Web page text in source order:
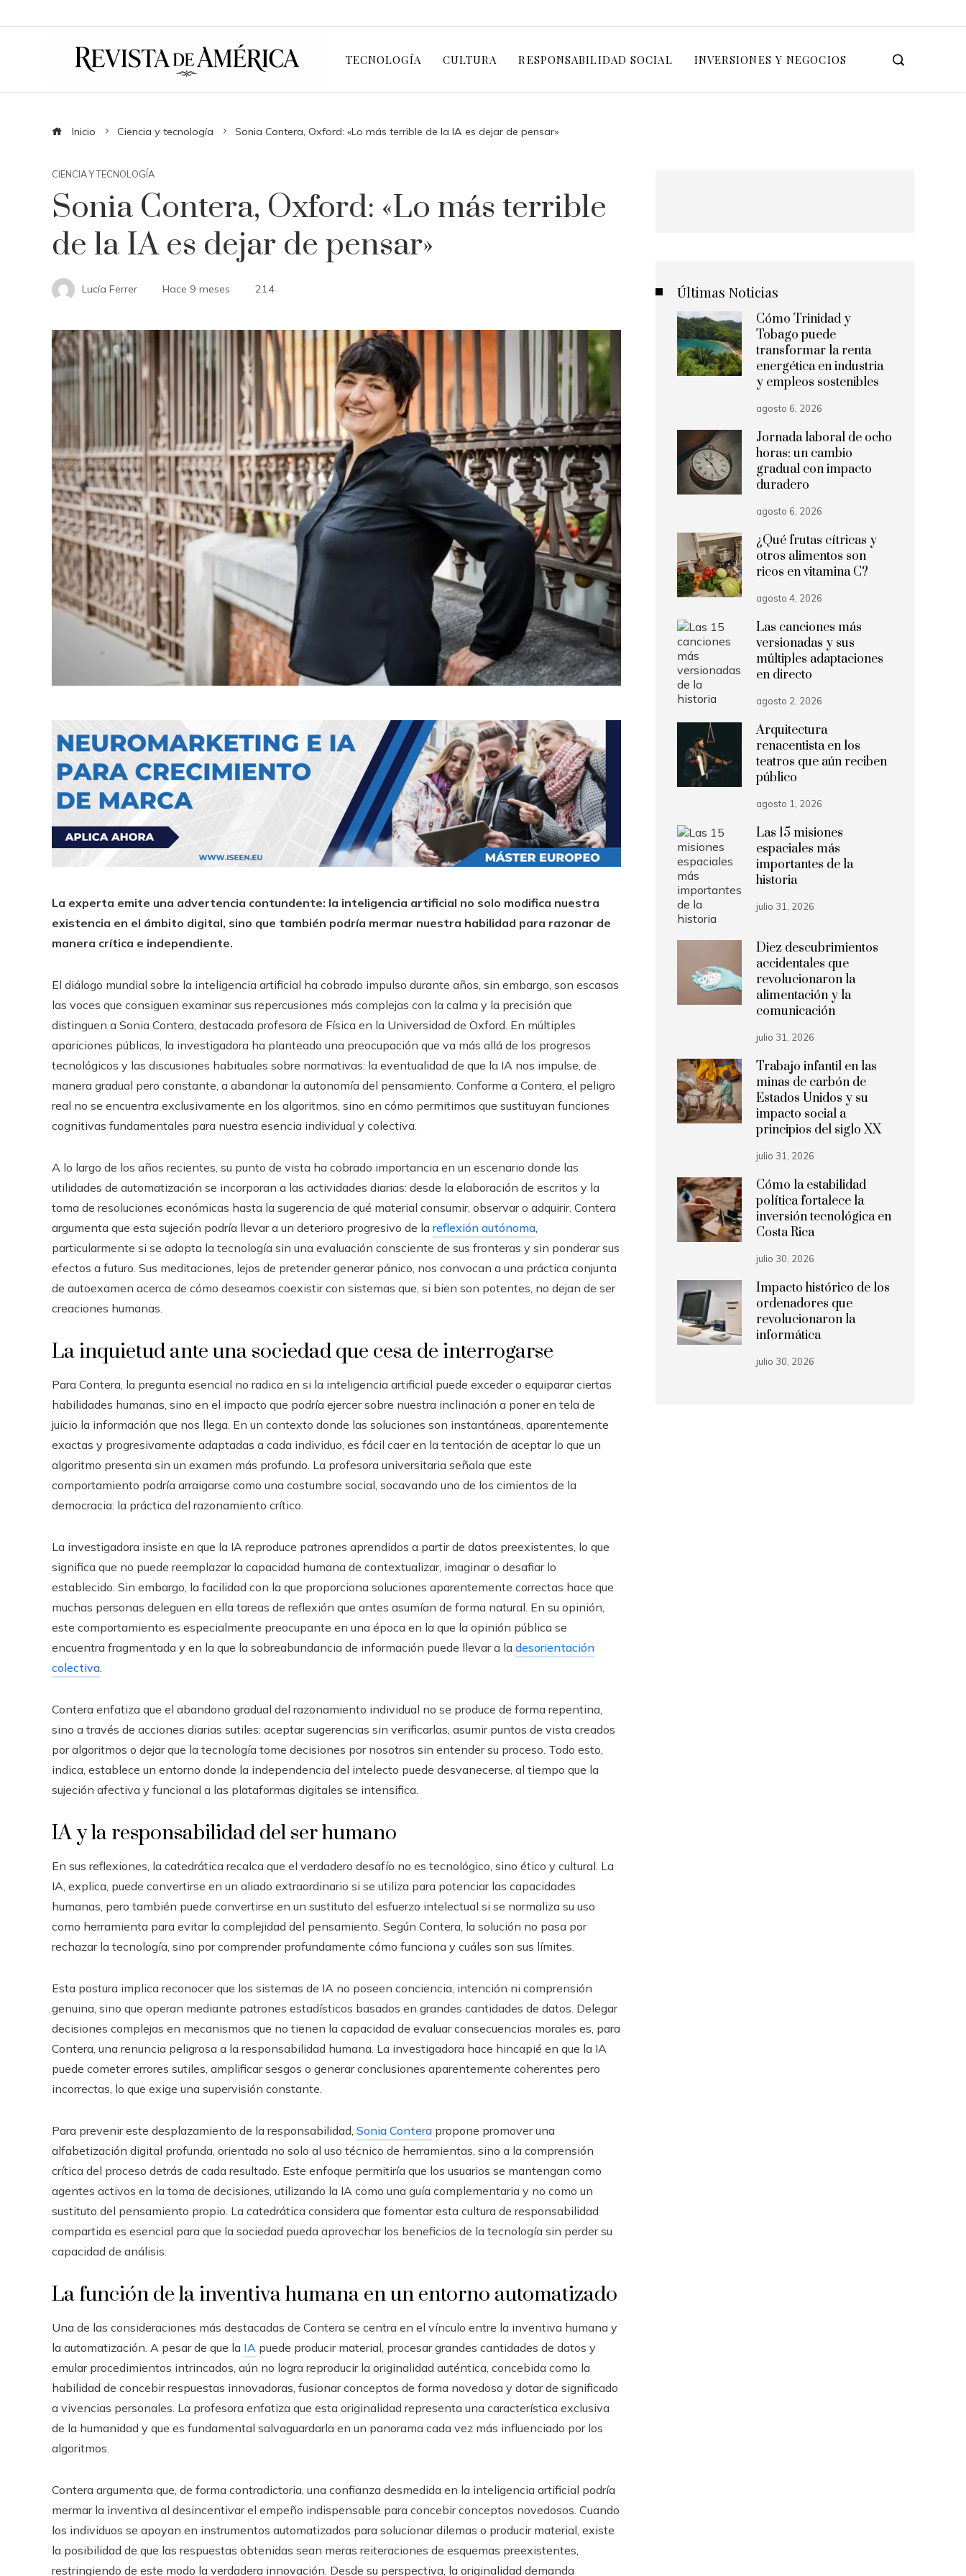
TECNOLOGÍA CULTURA RESPONSABILIDAD SOCIAL INVERSIONES Y NEGOCIOS
Inicio Ciencia y tecnología Sonia Contera, Oxford: «Lo más terrible de la IA es dejar de pensar»
CIENCIA Y TECNOLOGÍA
Sonia Contera, Oxford: «Lo más terrible
de la IA es dejar de pensar»
Lucía Ferrer Hace 9 meses 214
La experta emite una advertencia contundente: la inteligencia artificial no solo modifica nuestra
existencia en el ámbito digital, sino que también podría mermar nuestra habilidad para razonar de
manera crítica e independiente.
El diálogo mundial sobre la inteligencia artificial ha cobrado impulso durante años, sin embargo, son escasas
las voces que consiguen examinar sus repercusiones más complejas con la calma y la precisión que
distinguen a Sonia Contera, destacada profesora de Física en la Universidad de Oxford. En múltiples
apariciones públicas, la investigadora ha planteado una preocupación que va más allá de los progresos
tecnológicos y las discusiones habituales sobre normativas: la eventualidad de que la IA nos impulse, de
manera gradual pero constante, a abandonar la autonomía del pensamiento. Conforme a Contera, el peligro
real no se encuentra exclusivamente en los algoritmos, sino en cómo permitimos que sustituyan funciones
cognitivas fundamentales para nuestra esencia individual y colectiva.
A lo largo de los años recientes, su punto de vista ha cobrado importancia en un escenario donde las
utilidades de automatización se incorporan a las actividades diarias: desde la elaboración de escritos y la
toma de resoluciones económicas hasta la sugerencia de qué material consumir, observar o adquirir. Contera
argumenta que esta sujeción podría llevar a un deterioro progresivo de la reflexión autónoma,
particularmente si se adopta la tecnología sin una evaluación consciente de sus fronteras y sin ponderar sus
efectos a futuro. Sus meditaciones, lejos de pretender generar pánico, nos convocan a una práctica conjunta
de autoexamen acerca de cómo deseamos coexistir con sistemas que, si bien son potentes, no dejan de ser
creaciones humanas.
La inquietud ante una sociedad que cesa de interrogarse
Para Contera, la pregunta esencial no radica en si la inteligencia artificial puede exceder o equiparar ciertas
habilidades humanas, sino en el impacto que podría ejercer sobre nuestra inclinación a poner en tela de
juicio la información que nos llega. En un contexto donde las soluciones son instantáneas, aparentemente
exactas y progresivamente adaptadas a cada individuo, es fácil caer en la tentación de aceptar lo que un
algoritmo presenta sin un examen más profundo. La profesora universitaria señala que este
comportamiento podría arraigarse como una costumbre social, socavando uno de los cimientos de la
democracia: la práctica del razonamiento crítico.
La investigadora insiste en que la IA reproduce patrones aprendidos a partir de datos preexistentes, lo que
significa que no puede reemplazar la capacidad humana de contextualizar, imaginar o desafiar lo
establecido. Sin embargo, la facilidad con la que proporciona soluciones aparentemente correctas hace que
muchas personas deleguen en ella tareas de reflexión que antes asumían de forma natural. En su opinión,
este comportamiento es especialmente preocupante en una época en la que la opinión pública se
encuentra fragmentada y en la que la sobreabundancia de información puede llevar a la desorientación
colectiva.
Contera enfatiza que el abandono gradual del razonamiento individual no se produce de forma repentina,
sino a través de acciones diarias sutiles: aceptar sugerencias sin verificarlas, asumir puntos de vista creados
por algoritmos o dejar que la tecnología tome decisiones por nosotros sin entender su proceso. Todo esto,
indica, establece un entorno donde la independencia del intelecto puede desvanecerse, al tiempo que la
sujeción afectiva y funcional a las plataformas digitales se intensifica.
IA y la responsabilidad del ser humano
En sus reflexiones, la catedrática recalca que el verdadero desafío no es tecnológico, sino ético y cultural. La
IA, explica, puede convertirse en un aliado extraordinario si se utiliza para potenciar las capacidades
humanas, pero también puede convertirse en un sustituto del esfuerzo intelectual si se normaliza su uso
como herramienta para evitar la complejidad del pensamiento. Según Contera, la solución no pasa por
rechazar la tecnología, sino por comprender profundamente cómo funciona y cuáles son sus límites.
Esta postura implica reconocer que los sistemas de IA no poseen conciencia, intención ni comprensión
genuina, sino que operan mediante patrones estadísticos basados en grandes cantidades de datos. Delegar
decisiones complejas en mecanismos que no tienen la capacidad de evaluar consecuencias morales es, para
Contera, una renuncia peligrosa a la responsabilidad humana. La investigadora hace hincapié en que la IA
puede cometer errores sutiles, amplificar sesgos o generar conclusiones aparentemente coherentes pero
incorrectas, lo que exige una supervisión constante.
Para prevenir este desplazamiento de la responsabilidad, Sonia Contera propone promover una
alfabetización digital profunda, orientada no solo al uso técnico de herramientas, sino a la comprensión
crítica del proceso detrás de cada resultado. Este enfoque permitiría que los usuarios se mantengan como
agentes activos en la toma de decisiones, utilizando la IA como una guía complementaria y no como un
sustituto del pensamiento propio. La catedrática considera que fomentar esta cultura de responsabilidad
compartida es esencial para que la sociedad pueda aprovechar los beneficios de la tecnología sin perder su
capacidad de análisis.
La función de la inventiva humana en un entorno automatizado
Una de las consideraciones más destacadas de Contera se centra en el vínculo entre la inventiva humana y
la automatización. A pesar de que la IA puede producir material, procesar grandes cantidades de datos y
emular procedimientos intrincados, aún no logra reproducir la originalidad auténtica, concebida como la
habilidad de concebir respuestas innovadoras, fusionar conceptos de forma novedosa y dotar de significado
a vivencias personales. La profesora enfatiza que esta originalidad representa una característica exclusiva
de la humanidad y que es fundamental salvaguardarla en un panorama cada vez más influenciado por los
algoritmos.
Contera argumenta que, de forma contradictoria, una confianza desmedida en la inteligencia artificial podría
mermar la inventiva al desincentivar el empeño indispensable para concebir conceptos novedosos. Cuando
los individuos se apoyan en instrumentos automatizados para solucionar dilemas o producir material, existe
la posibilidad de que las respuestas obtenidas sean meras reiteraciones de esquemas preexistentes,
restringiendo de este modo la verdadera innovación. Desde su perspectiva, la originalidad demanda
Últimas Noticias
Cómo Trinidad y
Tobago puede
transformar la renta
energética en industria
y empleos sostenibles
agosto 6, 2026
Jornada laboral de ocho
horas: un cambio
gradual con impacto
duradero
agosto 6, 2026
¿Qué frutas cítricas y
otros alimentos son
ricos en vitamina C?
agosto 4, 2026
Las canciones más
versionadas y sus
múltiples adaptaciones
en directo
agosto 2, 2026
Arquitectura
renacentista en los
teatros que aún reciben
público
agosto 1, 2026
Las 15 misiones
espaciales más
importantes de la
historia
julio 31, 2026
Diez descubrimientos
accidentales que
revolucionaron la
alimentación y la
comunicación
julio 31, 2026
Trabajo infantil en las
minas de carbón de
Estados Unidos y su
impacto social a
principios del siglo XX
julio 31, 2026
Cómo la estabilidad
política fortalece la
inversión tecnológica en
Costa Rica
julio 30, 2026
Impacto histórico de los
ordenadores que
revolucionaron la
informática
julio 30, 2026